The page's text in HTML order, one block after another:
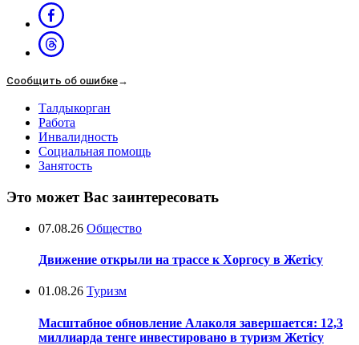
Сообщить об ошибке→
Талдыкорган
Работа
Инвалидность
Социальная помощь
Занятость
Это может Вас заинтересовать
07.08.26 Общество
Движение открыли на трассе к Хоргосу в Жетісу
01.08.26 Туризм
Масштабное обновление Алаколя завершается: 12,3
миллиарда тенге инвестировано в туризм Жетісу